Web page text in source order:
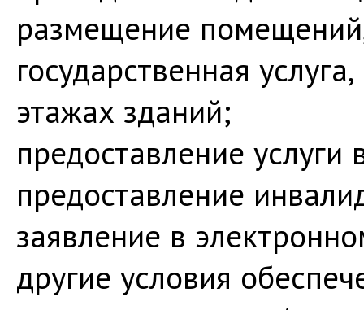
размещение
государственная
этажах зданий;
предоставление
предоставление
заявление в
другие условия